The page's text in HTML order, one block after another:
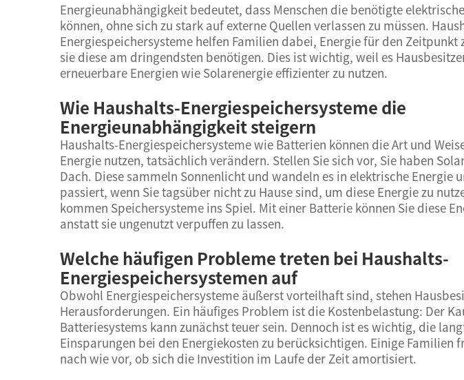
Energieunabhängigkeit bedeutet, dass Menschen die benötigte
können, ohne sich zu stark auf externe Quellen verlassen zu müssen.
Energiespeichersysteme helfen Familien dabei, Energie für den Zeitpunkt
sie diese am dringendsten benötigen. Dies ist wichtig, weil es
erneuerbare Energien wie Solarenergie effizienter zu nutzen.
Wie Haushalts-Energiespeichersysteme die
Energieunabhängigkeit steigern
Haushalts-Energiespeichersysteme wie Batterien können die Art und
Energie nutzen, tatsächlich verändern. Stellen Sie sich vor, Sie haben
Dach. Diese sammeln Sonnenlicht und wandeln es in elektrische Energie
passiert, wenn Sie tagsüber nicht zu Hause sind, um diese Energie zu
kommen Speichersysteme ins Spiel. Mit einer Batterie können Sie diese
anstatt sie ungenutzt verpuffen zu lassen.
Welche häufigen Probleme treten bei Haushalts-
Energiespeichersystemen auf
Obwohl Energiespeichersysteme äußerst vorteilhaft sind, stehen
Herausforderungen. Ein häufiges Problem ist die Kostenbelastung: Der
Batteriesystems kann zunächst teuer sein. Dennoch ist es wichtig, die
Einsparungen bei den Energiekosten zu berücksichtigen. Einige Familien
nach wie vor, ob sich die Investition im Laufe der Zeit amortisiert.